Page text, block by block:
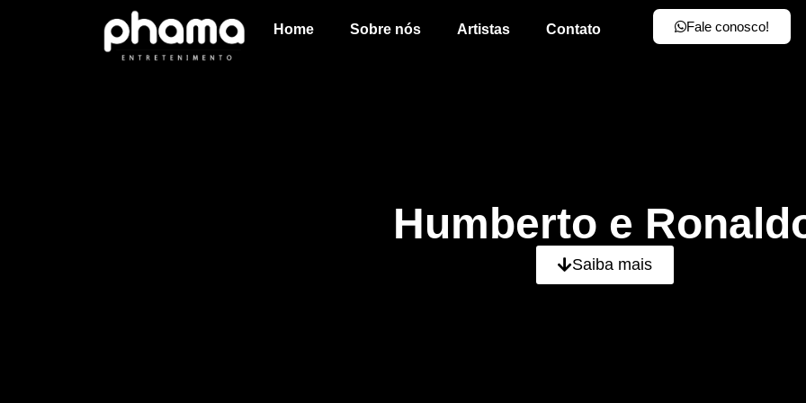
Home Sobre nós Artistas Contato Fale conosco!
Humberto e
Saiba mais